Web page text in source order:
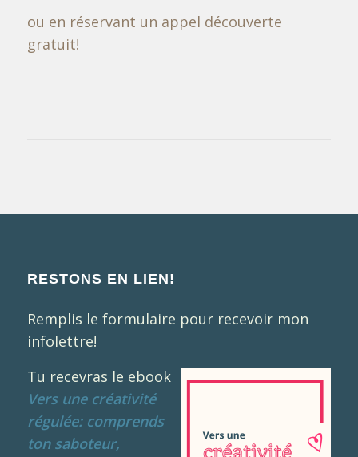
ou en réservant un appel découverte
gratuit!
RESTONS EN LIEN!
Remplis le formulaire pour recevoir mon
infolettre!
Tu recevras le ebook
Vers une créativité
régulée: comprends
ton saboteur,